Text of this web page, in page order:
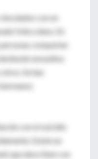
con un
folie a deux. En
comparten
envueltos
Se han
con el suicidio
Existe un
que describen con